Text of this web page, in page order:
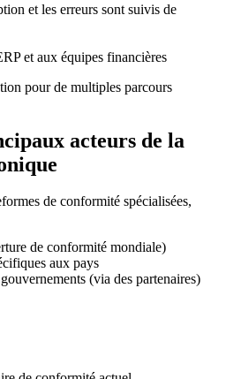
et les erreurs sont suivis de
et aux équipes financières
pour de multiples parcours
acteurs de la
de conformité spécialisées,
de conformité mondiale)
aux pays
(via des partenaires)